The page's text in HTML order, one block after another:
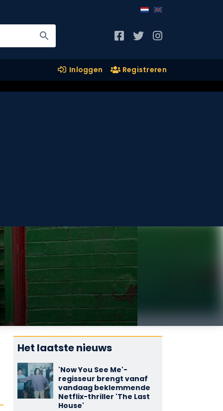
Inloggen Registreren
Het laatste nieuws
'Now You See Me'-
regisseur brengt vanaf
vandaag beklemmende
Netflix-thriller 'The Last
House'